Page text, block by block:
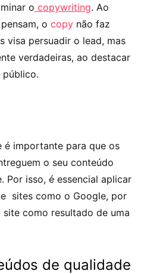
o copywriting. Ao
o copy não faz
visa persuadir o lead, mas
verdadeiras, ao destacar
público.
é importante para que os
o seu conteúdo
Por isso, é essencial aplicar
sites como o Google, por
como resultado de uma
de qualidade